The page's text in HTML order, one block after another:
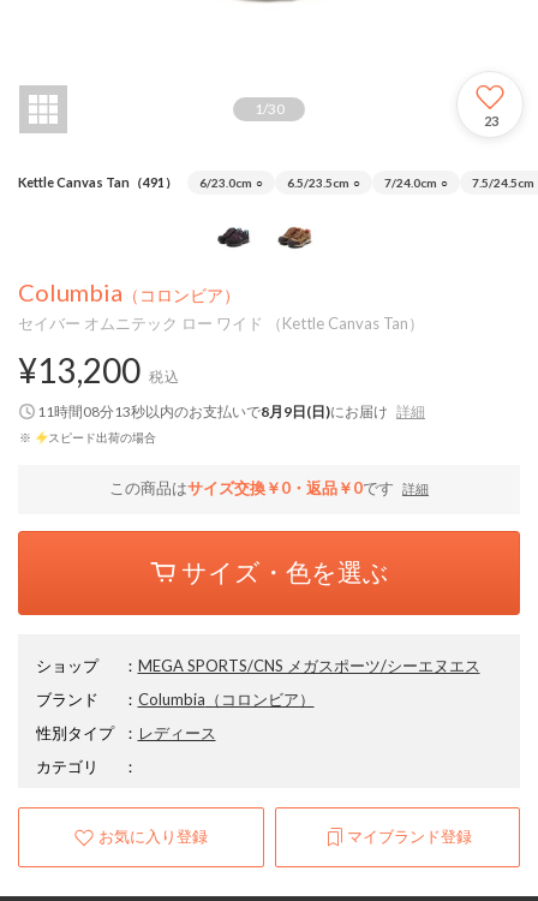
1 /30
23
Kettle Canvas Tan（491） 6/23.0cm ○ 6.5/23.5cm ○ 7/24.0cm ○ 7.5/24.5cm
Columbia （コロンビア）
セイバー オムニテック ロー ワイド （Kettle Canvas Tan）
¥13,200 税込
11時間08分13秒以内のお支払いで8月9日(日)にお届け 詳細
※ スピード出荷の場合
この商品はサイズ交換￥0・返品￥0です 詳細
サイズ・色を選ぶ
ショップ ： MEGA SPORTS/CNS メガスポーツ/シーエヌエス
ブランド
： Columbia （コロンビア）
性別タイプ
： レディース
カテゴリ
：
お気に入り登録 マイブランド登録